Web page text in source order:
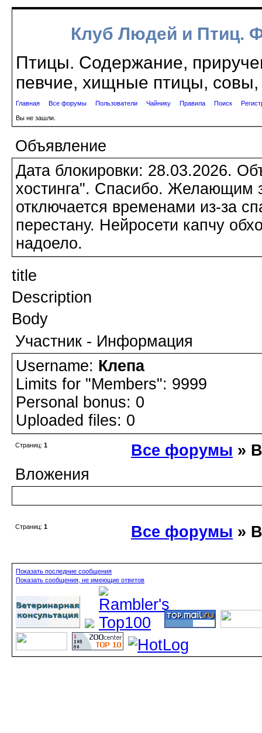
Клуб Людей и Птиц.
Птицы. Содержание,
певчие, хищные птицы, совы,
Главная Все форумы Пользователи Чайнику Правила Поиск
Вы не зашли.
Объявление
Дата блокировки: 28.03.2026.
хостинга". Спасибо. Желающим
отключается временами из-за
перестану. Нейросети капчу
надоело.
title
Description
Body
Участник - Информация
Username: Клепа
Limits for "Members": 9999
Personal bonus: 0
Uploaded files: 0
Страниц: 1 Все форумы »
Вложения
Страниц: 1 Все форумы »
Показать последние сообщения
Показать сообщения, не имеющие ответов